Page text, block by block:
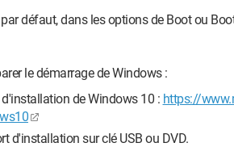
défaut, dans les options de Boot ou
le démarrage de Windows :
d'installation de Windows 10 : https://
d'installation sur clé USB ou DVD.